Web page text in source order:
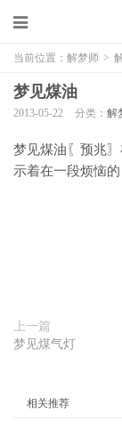
当前位置： 解梦师 >
梦见煤油
2013-05-22 分类： 解
梦见煤油〖预兆
示着在一段烦恼
上一篇
梦见煤气灯
相关推荐